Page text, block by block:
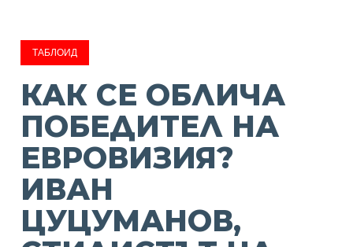
ТАБЛОИД
КАК СЕ ОБЛИЧА
ПОБЕДИТЕЛ НА
ЕВРОВИЗИЯ?
ИВАН
ЦУЦУМАНОВ,